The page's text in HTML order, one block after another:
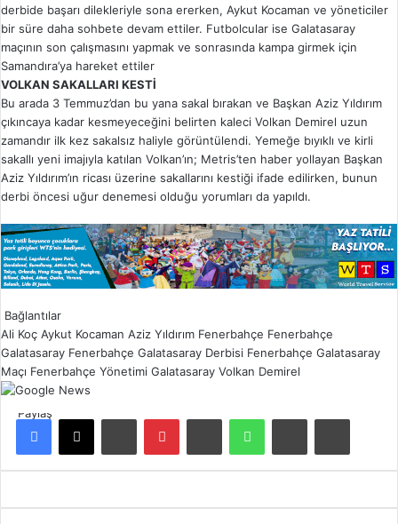
derbide başarı dilekleriyle sona ererken, Aykut Kocaman ve yöneticiler
bir süre daha sohbete devam ettiler. Futbolcular ise Galatasaray
maçının son çalışmasını yapmak ve sonrasında kampa girmek için
Samandıra’ya hareket ettiler
VOLKAN SAKALLARI KESTİ
Bu arada 3 Temmuz’dan bu yana sakal bırakan ve Başkan Aziz Yıldırım
çıkıncaya kadar kesmeyeceğini belirten kaleci Volkan Demirel uzun
zamandır ilk kez sakalsız haliyle görüntülendi. Yemeğe bıyıklı ve kirli
sakallı yeni imajıyla katılan Volkan’ın; Metris’ten haber yollayan Başkan
Aziz Yıldırım’ın ricası üzerine sakallarını kestiği ifade edilirken, bunun
derbi öncesi uğur denemesi olduğu yorumları da yapıldı.
Bağlantılar
Ali Koç Aykut Kocaman Aziz Yıldırım Fenerbahçe Fenerbahçe
Galatasaray Fenerbahçe Galatasaray Derbisi Fenerbahçe Galatasaray
Maçı Fenerbahçe Yönetimi Galatasaray Volkan Demirel
Paylaş